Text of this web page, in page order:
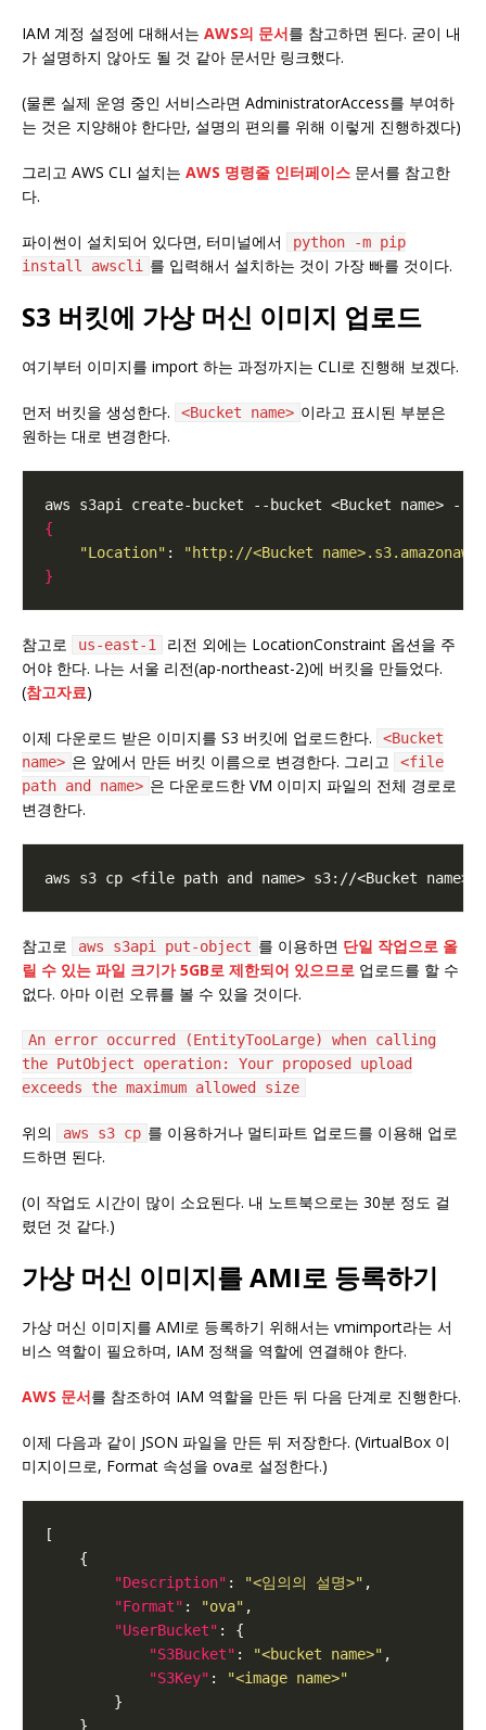
IAM 계정 설정에 대해서는 AWS의 문서를 참고하면 된다. 굳이 내
가 설명하지 않아도 될 것 같아 문서만 링크했다.
(물론 실제 운영 중인 서비스라면 AdministratorAccess를 부여하
는 것은 지양해야 한다만, 설명의 편의를 위해 이렇게 진행하겠다)
그리고 AWS CLI 설치는 AWS 명령줄 인터페이스 문서를 참고한
다.
파이썬이 설치되어 있다면, 터미널에서
python -m pip
install awscli
를 입력해서 설치하는 것이 가장 빠를 것이다.
S3 버킷에 가상 머신 이미지 업로드
여기부터 이미지를 import 하는 과정까지는 CLI로 진행해 보겠다.
먼저 버킷을 생성한다. <Bucket name> 이라고 표시된 부분은
원하는 대로 변경한다.
aws s3api create-bucket --bucket <Bucket name>
{
"Location" :
"http://<Bucket
}
참고로 us-east-1
리전 외에는 LocationConstraint 옵션을 주
어야 한다. 나는 서울 리전(ap-northeast-2)에 버킷을 만들었다.
(참고자료)
이제 다운로드 받은 이미지를 S3 버킷에 업로드한다.
<Bucket
name> 은 앞에서 만든 버킷 이름으로 변경한다. 그리고
<file
path and name> 은 다운로드한 VM 이미지 파일의 전체 경로로
변경한다.
참고로 aws s3api put-object 를 이용하면 단일 작업으로 올
릴 수 있는 파일 크기가 5GB로 제한되어 있으므로 업로드를 할 수
없다. 아마 이런 오류를 볼 수 있을 것이다.
An error occurred (EntityTooLarge) when calling
the PutObject operation: Your proposed upload
exceeds the maximum allowed size
위의 aws s3 cp 를 이용하거나 멀티파트 업로드를 이용해 업로
드하면 된다.
(이 작업도 시간이 많이 소요된다. 내 노트북으로는 30분 정도 걸
렸던 것 같다.)
가상 머신 이미지를 AMI로 등록하기
가상 머신 이미지를 AMI로 등록하기 위해서는 vmimport라는 서
비스 역할이 필요하며, IAM 정책을 역할에 연결해야 한다.
AWS 문서를 참조하여 IAM 역할을 만든 뒤 다음 단계로 진행한다.
이제 다음과 같이 JSON 파일을 만든 뒤 저장한다. (VirtualBox 이
미지이므로, Format 속성을 ova로 설정한다.)
"Description" : "<임의의 설명>"
"Format" : "ova"
"UserBucket"
"S3Bucket" : "<bucket name>"
"S3Key" :
"<image name>"